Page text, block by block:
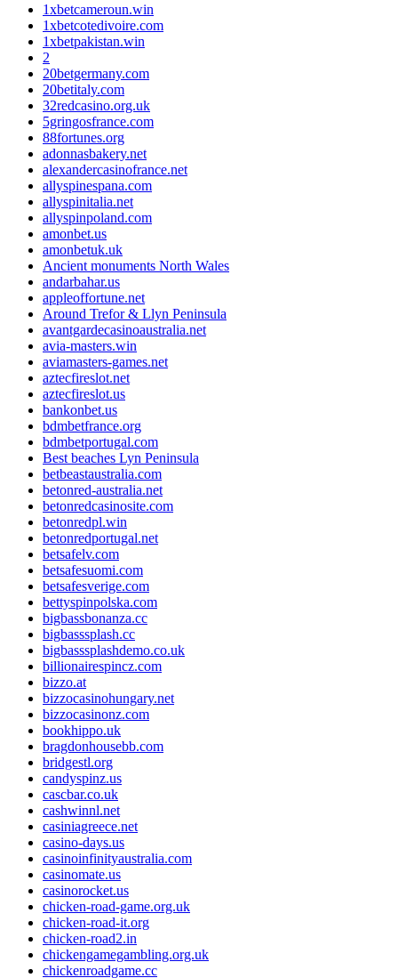
1xbetcameroun.win
1xbetcotedivoire.com
1xbetpakistan.win
2
20betgermany.com
20betitaly.com
32redcasino.org.uk
5gringosfrance.com
88fortunes.org
adonnasbakery.net
alexandercasinofrance.net
allyspinespana.com
allyspinitalia.net
allyspinpoland.com
amonbet.us
amonbetuk.uk
Ancient monuments North Wales
andarbahar.us
appleoffortune.net
Around Trefor & Llyn Peninsula
avantgardecasinoaustralia.net
avia-masters.win
aviamasters-games.net
aztecfireslot.net
aztecfireslot.us
bankonbet.us
bdmbetfrance.org
bdmbetportugal.com
Best beaches Lyn Peninsula
betbeastaustralia.com
betonred-australia.net
betonredcasinosite.com
betonredpl.win
betonredportugal.net
betsafelv.com
betsafesuomi.com
betsafesverige.com
bettyspinpolska.com
bigbassbonanza.cc
bigbasssplash.cc
bigbasssplashdemo.co.uk
billionairespincz.com
bizzo.at
bizzocasinohungary.net
bizzocasinonz.com
bookhippo.uk
bragdonhousebb.com
bridgestl.org
candyspinz.us
cascbar.co.uk
cashwinnl.net
casiniagreece.net
casino-days.us
casinoinfinityaustralia.com
casinomate.us
casinorocket.us
chicken-road-game.org.uk
chicken-road-it.org
chicken-road2.in
chickengamegambling.org.uk
chickenroadgame.cc